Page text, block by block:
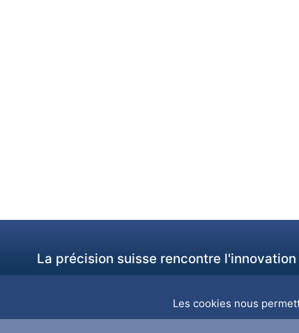
La précision suisse rencontre
Les cookies nous